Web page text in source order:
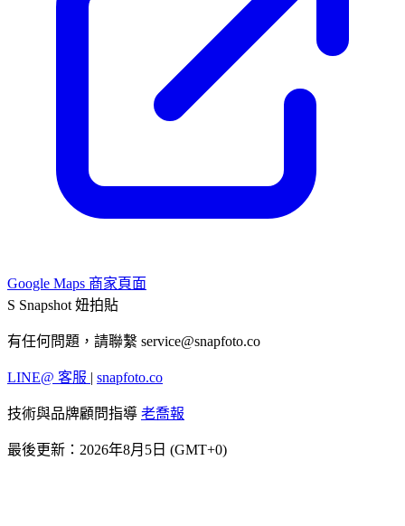
Google Maps 商家頁面
S Snapshot 妞拍貼
有任何問題，請聯繫 service@snapfoto.co
LINE@ 客服 | snapfoto.co
技術與品牌顧問指導 老喬報
最後更新：2026年8月5日 (GMT+0)